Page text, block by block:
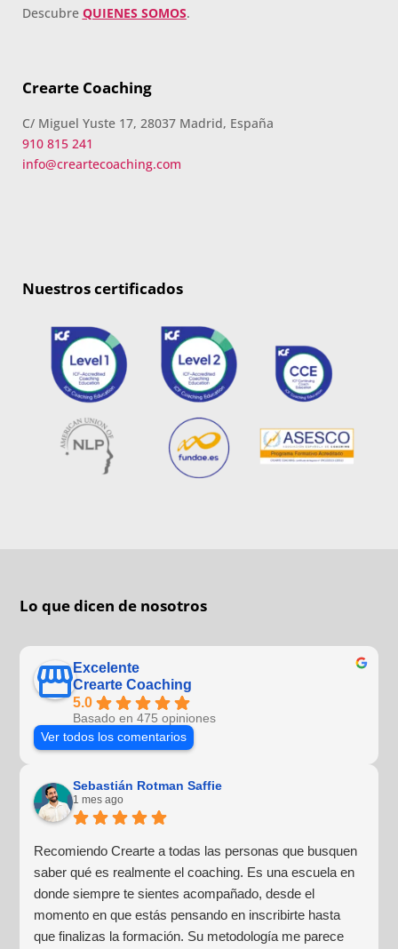
Descubre QUIENES SOMOS.
Crearte Coaching
C/ Miguel Yuste 17, 28037 Madrid, España
910 815 241
info@creartecoaching.com
Nuestros certificados
Lo que dicen de nosotros
Excelente
Crearte Coaching
5.0
Basado en 475 opiniones
Ver todos los comentarios
Sebastián Rotman Saffie
1 mes ago
Recomiendo Crearte a todas las personas que busquen
saber qué es realmente el coaching. Es una escuela en
donde siempre te sientes acompañado, desde el
momento en que estás pensando en inscribirte hasta
que finalizas la formación. Su metodología me parece